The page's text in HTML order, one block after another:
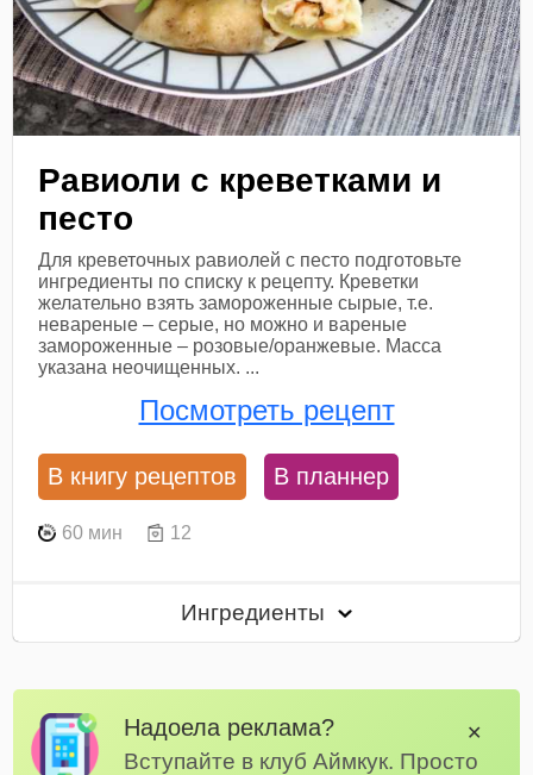
Равиоли с креветками и
песто
Для креветочных равиолей с песто подготовьте
ингредиенты по списку к рецепту. Креветки
желательно взять замороженные сырые, т.е.
невареные – серые, но можно и вареные
замороженные – розовые/оранжевые. Масса
указана неочищенных. ...
Посмотреть рецепт
В книгу рецептов В планнер
60 мин 12
Ингредиенты
Надоела реклама?
Вступайте в клуб Аймкук. Просто
✕